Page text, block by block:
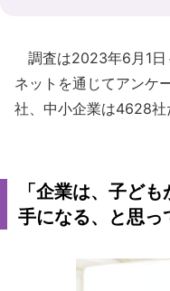
調査は2023年6月1日
ネットを通じてアンケ
社、中小企業は4628社
「企業は、子ど
手になる、と思っ